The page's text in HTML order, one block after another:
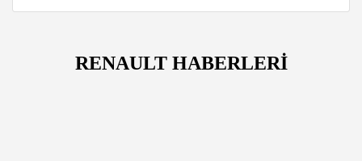
RENAULT HABERLERİ